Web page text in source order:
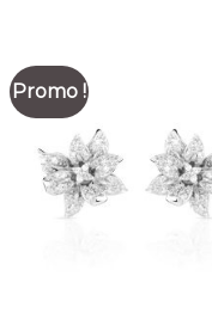
Promo !